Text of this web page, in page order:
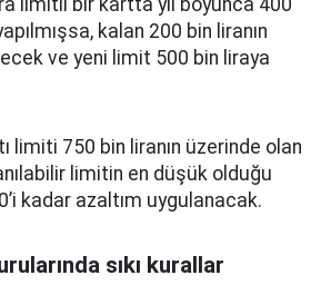
limitli bir kartta yıl boyunca 400
kalan 200 bin liranın
ve yeni limit 500 bin liraya
limiti 750 bin liranın üzerinde olan
limitin en düşük olduğu
kadar azaltım uygulanacak.
sıkı kurallar